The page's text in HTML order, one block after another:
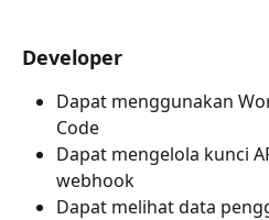
Developer
Dapat menggunakan
Code
Dapat mengelola kunci
webhook
Dapat melihat data